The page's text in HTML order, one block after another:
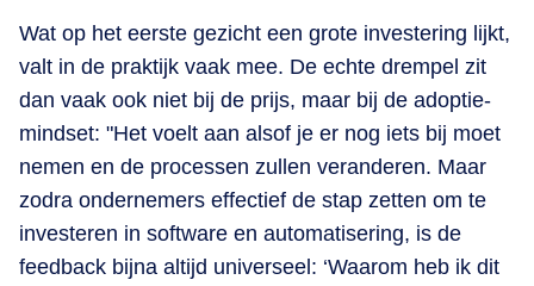
Wat op het eerste gezicht een grote investering lijkt,
valt in de praktijk vaak mee. De echte drempel zit
dan vaak ook niet bij de prijs, maar bij de adoptie-
mindset: "Het voelt aan alsof je er nog iets bij moet
nemen en de processen zullen veranderen. Maar
zodra ondernemers effectief de stap zetten om te
investeren in software en automatisering, is de
feedback bijna altijd universeel: ‘Waarom heb ik dit